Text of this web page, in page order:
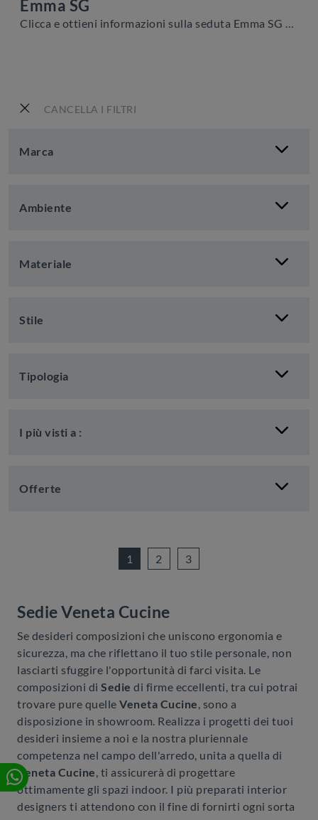
CANCELLA I FILTRI
Marca
Ambiente
Materiale
Stile
Tipologia
I più visti a :
Offerte
Emma SG
Clicca e ottieni informazioni sulla seduta Emma SG di Veneta Cucine in plastica: le più originali Sedie sgabelli moderne ti aspettano.
1 2 3
Sedie Veneta Cucine
Se desideri composizioni che uniscono ergonomia e
sicurezza, ma che riflettano il tuo stile personale, non
lasciarti sfuggire l'opportunità di farci visita. Le
composizioni di Sedie di firme eccellenti, tra cui potrai
trovare pure quelle Veneta Cucine, sono a
disposizione in showroom. Realizza i progetti dei tuoi
desideri insieme a noi e la nostra pluriennale
competenza nel campo dell'arredo, unita a quella di
Veneta Cucine, ti assicurerà di progettare
ottimamente gli spazi indoor. I più preparati interior
designers ti attendono con il fine di fornirti ogni sorta